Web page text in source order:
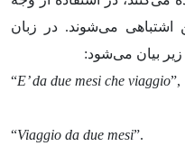
می‌شوند. در زبان
زیر بیان می‌شود:
“E’ da due mesi che viaggio”,
“Viaggio da due mesi”.